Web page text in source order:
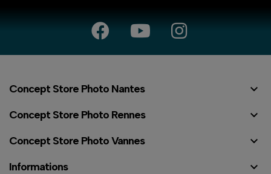
Concept Store Photo Nantes 
Concept Store Photo Rennes 
Concept Store Photo Vannes 
Informations 